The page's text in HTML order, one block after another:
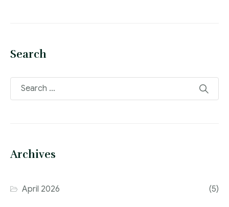
Search
Archives
April 2026 (5)